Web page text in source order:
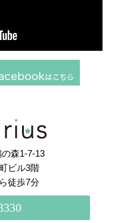
でフォロー
森1-7-13
ビル3階
徒歩7分